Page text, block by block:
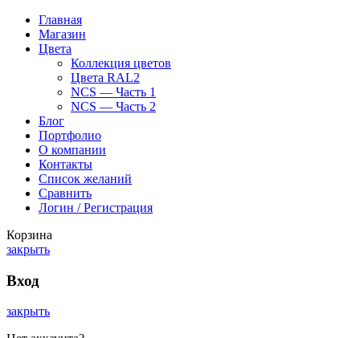
Главная
Магазин
Цвета
Коллекция цветов
Цвета RAL2
NCS — Часть 1
NCS — Часть 2
Блог
Портфолио
О компании
Контакты
Список желаний
Сравнить
Логин / Регистрация
Корзина
закрыть
Вход
закрыть